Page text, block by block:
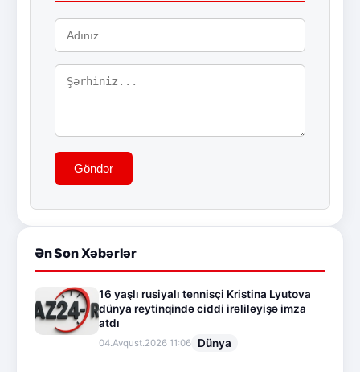
Göndər
Ən Son Xəbərlər
16 yaşlı rusiyalı tennisçi Kristina Lyutova
dünya reytinqində ciddi irəliləyişə imza
atdı
04.Avqust.2026 11:06 Dünya